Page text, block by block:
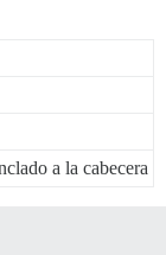
a la cabecera